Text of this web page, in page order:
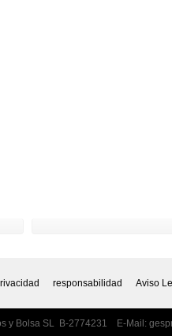
responsabilidad Aviso
y Bolsa SL B-2774231 E-Mail: